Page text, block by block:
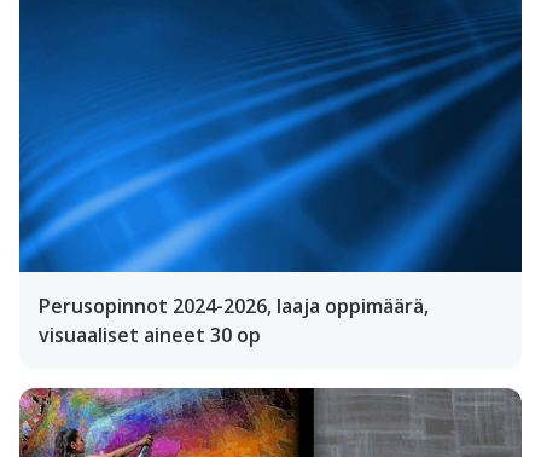
Perusopinnot 2024-2026, laaja oppimäärä,
visuaaliset aineet 30 op